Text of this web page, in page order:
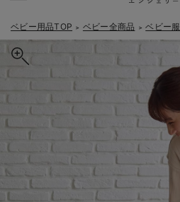
戻る
出産準備
コンビ肌着・新生児/ベビー肌着
ツーウェイオール・2WAYオール（新生児）
戻る
ロンパース・カバーオール
ベビー ワンピース
戻る
シーズンアイテム全て
甚平・浴衣
戻る
ベビー・新生児 寝具全て
ベビーベッド・布団 （ベビー・新生児）
ベビー ブランケット・タオルケット
おくるみ（新生児）
戻る
子育て便利家電
プレイマット・ベビー マット
戻る
ベビーカー
戻る
ベビー｜季節の特集全て
猛暑からベビーを守るひんやりグッズ
夏のお役立ちベビーウェア
シンカーパイル特集
戻る
【アウトレット】ワンピース
【アウトレット】トップス・授乳トップス
【アウトレット】ボトムス
戻る
抗菌防臭加工
見えてもカワイイ
戻る
再入荷｜インナー
再入荷｜アウター
ベビー用品TOP ＞ ベビー全商品 ＞ ベビー服